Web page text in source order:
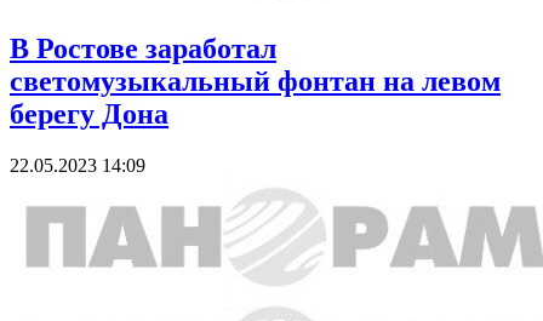
В Ростове заработал
светомузыкальный фонтан на левом
берегу Дона
22.05.2023 14:09